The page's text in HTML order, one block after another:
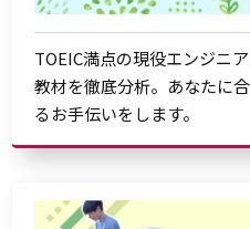
TOEIC満点の現役エンジニ
教材を徹底分析。あなたに
るお手伝いをします。